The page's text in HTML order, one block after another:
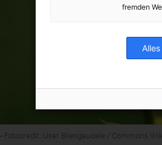
Fotocredit: User Bliesgauoele / Commons
fremden